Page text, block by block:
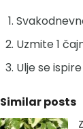
Uzmite 1
Ulje se
Similar posts